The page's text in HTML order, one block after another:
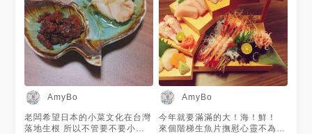
AmyBo
老闆希望日本的小菜文化在台灣
落地生根 所以不管要不要小菜
AmyBo
今年就要滿滿的大！海！鮮！
來個階梯生魚片撫慰心靈不為過